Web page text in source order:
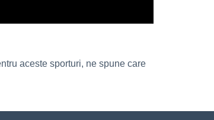
aceste sporturi, ne spune care